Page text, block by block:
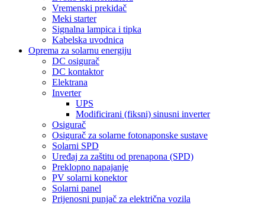
Vremenski prekidač
Meki starter
Signalna lampica i tipka
Kabelska uvodnica
Oprema za solarnu energiju
DC osigurač
DC kontaktor
Elektrana
Inverter
UPS
Modificirani (fiksni) sinusni inverter
Osigurač
Osigurač za solarne fotonaponske sustave
Solarni SPD
Uređaj za zaštitu od prenapona (SPD)
Preklopno napajanje
PV solarni konektor
Solarni panel
Prijenosni punjač za električna vozila